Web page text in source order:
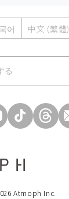
어 中文 (繁體)
Atmoph Inc.